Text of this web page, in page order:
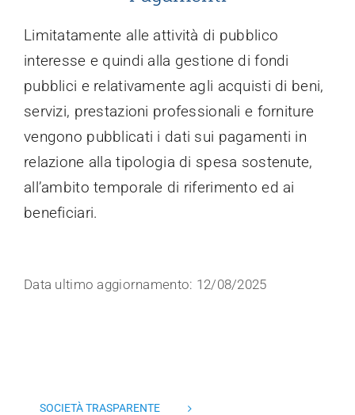
Limitatamente alle attività di pubblico
interesse e quindi alla gestione di fondi
pubblici e relativamente agli acquisti di beni,
servizi, prestazioni professionali e forniture
vengono pubblicati i dati sui pagamenti in
relazione alla tipologia di spesa sostenute,
all’ambito temporale di riferimento ed ai
beneficiari.
Data ultimo aggiornamento: 12/08/2025
SOCIETÀ TRASPARENTE